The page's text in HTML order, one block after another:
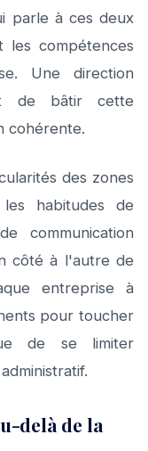
parle à ces deux
les compétences
Une direction
de bâtir cette
cohérente.
des zones
les habitudes de
communication
côté à l'autre de
entreprise à
pour toucher
de se limiter
delà de la